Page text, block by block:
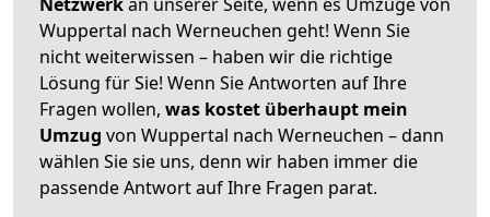
Wuppertal nach Werneuchen geht! Wenn Sie
nicht weiterwissen – haben wir die richtige
Lösung für Sie! Wenn Sie Antworten auf Ihre
Fragen wollen, was kostet überhaupt mein
Umzug von Wuppertal nach Werneuchen – dann
wählen Sie sie uns, denn wir haben immer die
passende Antwort auf Ihre Fragen parat.